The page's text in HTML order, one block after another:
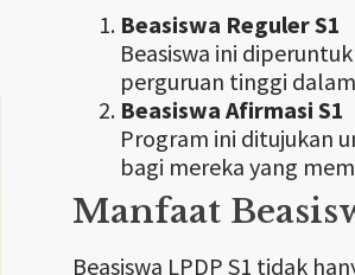
Beasiswa Reguler S1
Beasiswa ini
perguruan tinggi
Beasiswa Afirmasi S1
Program ini ditujukan
bagi mereka yang
Manfaat
Beasiswa LPDP S1 tidak